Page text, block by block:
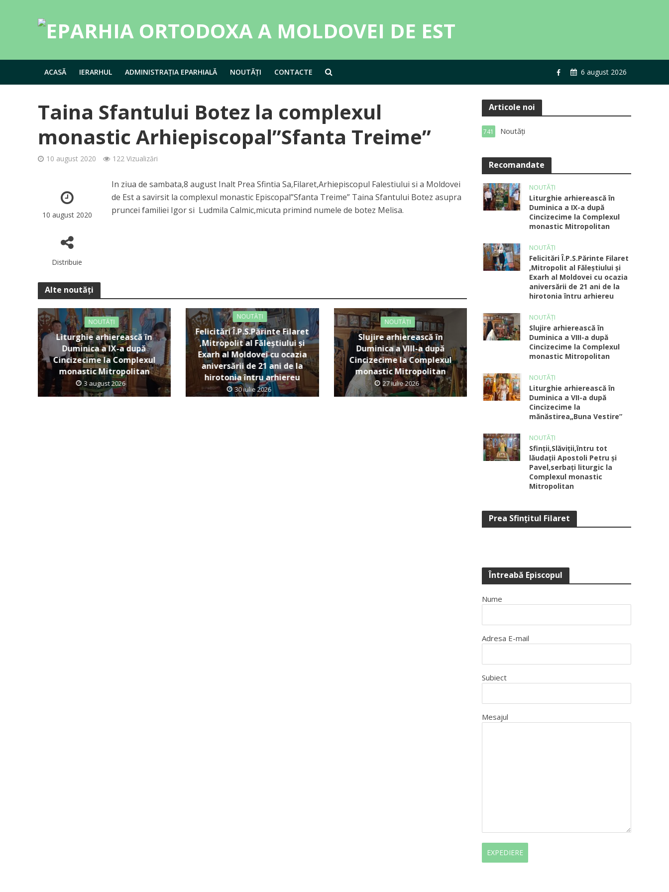
ACASĂ IERARHUL ADMINISTRAȚIA EPARHIALĂ NOUTĂȚI CONTACTE 6 august 2026
Taina Sfantului Botez la complexul
monastic Arhiepiscopal”Sfanta Treime”
10 august 2020 122 Vizualizări
10 august 2020
Distribuie
In ziua de sambata,8 august Inalt Prea Sfintia Sa,Filaret,Arhiepiscopul Falestiului si a Moldovei
de Est a savirsit la complexul monastic Episcopal”Sfanta Treime” Taina Sfantului Botez asupra
pruncei familiei Igor si Ludmila Calmic,micuta primind numele de botez Melisa.
Alte noutăți
NOUTĂȚI
Liturghie arhierească în
Duminica a IX-a după
Cincizecime la Complexul
monastic Mitropolitan
3 august 2026
NOUTĂȚI
Felicitări Î.P.S.Părinte Filaret
,Mitropolit al Făleștiului și
Exarh al Moldovei cu ocazia
aniversării de 21 ani de la
hirotonia întru arhiereu
30 iulie 2026
NOUTĂȚI
Slujire arhierească în
Duminica a VIII-a după
Cincizecime la Complexul
monastic Mitropolitan
27 iulie 2026
Articole noi
Noutăți
741
Recomandate
NOUTĂȚI
Liturghie arhierească în
Duminica a IX-a după
Cincizecime la Complexul
monastic Mitropolitan
NOUTĂȚI
Felicitări Î.P.S.Părinte Filaret
,Mitropolit al Făleștiului și
Exarh al Moldovei cu ocazia
aniversării de 21 ani de la
hirotonia întru arhiereu
NOUTĂȚI
Slujire arhierească în
Duminica a VIII-a după
Cincizecime la Complexul
monastic Mitropolitan
NOUTĂȚI
Liturghie arhierească în
Duminica a VII-a după
Cincizecime la
mănăstirea„Buna Vestire”
NOUTĂȚI
Sfinții,Slăviții,întru tot
lăudații Apostoli Petru și
Pavel,serbați liturgic la
Complexul monastic
Mitropolitan
Prea Sfinţitul Filaret
Întreabă Episcopul
Nume
Adresa E-mail
Subiect
Mesajul